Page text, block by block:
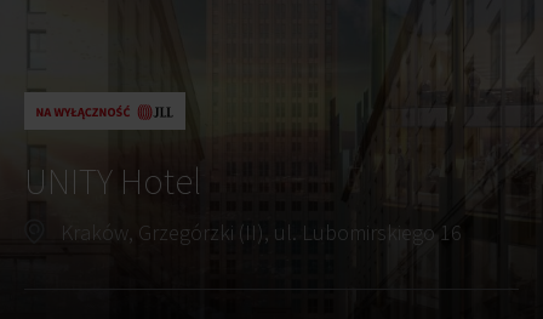
UNITY Hotel
Kraków, Grzegórzki (II), ul. Lubomirskiego 16